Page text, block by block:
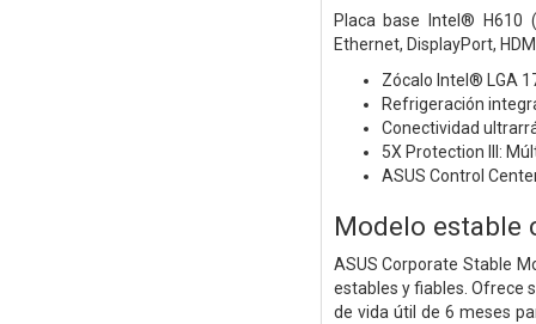
Placa base Intel® H610
Ethernet, DisplayPort,
Zócalo Intel® LGA
Refrigeración
Conectividad
5X Protection III:
ASUS Control
Modelo estable
ASUS Corporate Stable
estables y fiables. Ofrece
de vida útil de 6 meses